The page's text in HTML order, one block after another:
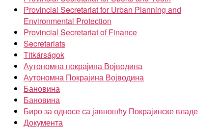
Provincial Secretariat for Urban Planning and
Environmental Protection
Provincial Secretariat of Finance
Secretariats
Titkárságok
Аутономна покрајина Војводина
Аутономна Покрајина Војводина
Бановина
Бановина
Биро за односе са јавношћу Покрајинске владе
Документа